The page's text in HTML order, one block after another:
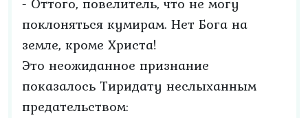
поклоняться кумирам. Нет Бога на
земле, кроме Христа!
Это неожиданное признание
показалось Тиридату неслыханным
предательством: